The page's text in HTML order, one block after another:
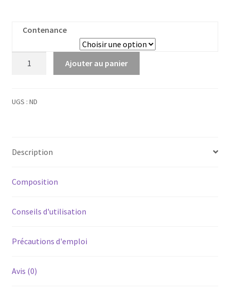
Contenance
Ajouter au panier
UGS : ND
Description
Composition
Conseils d'utilisation
Précautions d'emploi
Avis (0)